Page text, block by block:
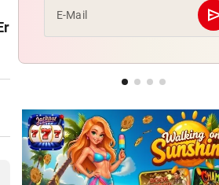
und große Sorgen
Brandgefahr? Hitze löst vor
Störfeuer aus
E-Mail